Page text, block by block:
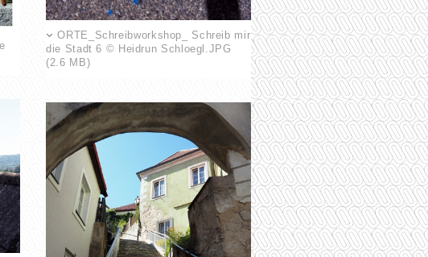
ORTE_Schreibworkshop_ Schreib mir
die Stadt 6 © Heidrun Schloegl.JPG
(2.6 MB)